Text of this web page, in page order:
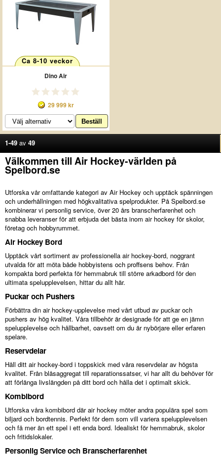
Ca 8-10 veckor
Dino Air
29 999 kr
1-49 av 49
Välkommen till Air Hockey-världen på
Spelbord.se
Utforska vår omfattande kategori av Air Hockey och upptäck spänningen
och underhållningen med högkvalitativa spelprodukter. På Spelbord.se
kombinerar vi personlig service, över 20 års branscherfarenhet och
snabba leveranser för att erbjuda det bästa inom air hockey för skolor,
företag och hobbyrummet.
Air Hockey Bord
Upptäck vårt sortiment av professionella air hockey-bord, noggrant
utvalda för att möta både hobbyistens och proffsens behov. Från
kompakta bord perfekta för hemmabruk till större arkadbord för den
ultimata spelupplevelsen, hittar du allt här.
Puckar och Pushers
Förbättra din air hockey-upplevelse med vårt utbud av puckar och
pushers av hög kvalitet. Våra tillbehör är designade för att ge en jämn
spelupplevelse och hållbarhet, oavsett om du är nybörjare eller erfaren
spelare.
Reservdelar
Håll ditt air hockey-bord i toppskick med våra reservdelar av högsta
kvalitet. Från blåsaggregat till reparationssatser, vi har allt du behöver för
att förlänga livslängden på ditt bord och hålla det i optimalt skick.
Kombibord
Utforska våra kombibord där air hockey möter andra populära spel som
biljard och bordtennis. Perfekt för dem som vill variera spelupplevelsen
och få mer än ett spel i ett enda bord. Idealiskt för hemmabruk, skolor
och fritidslokaler.
Personlig Service och Branscherfarenhet